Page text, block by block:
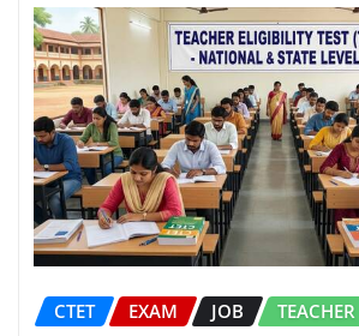
CTET EXAM JOB TEACHER